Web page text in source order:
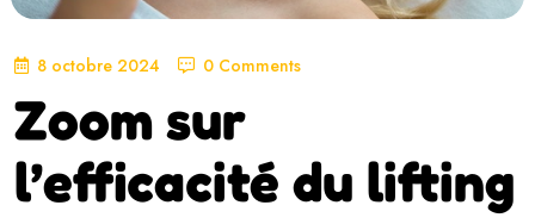
8 octobre 2024 0 Comments
Zoom sur
l’efficacité du lifting